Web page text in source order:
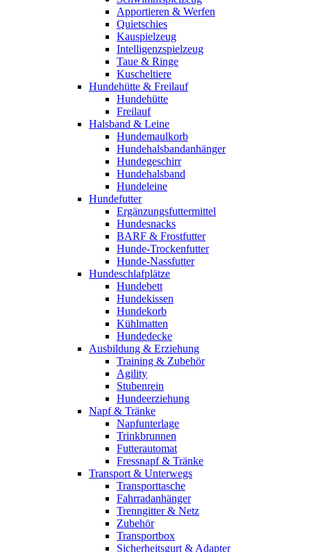
Apportieren & Werfen
Quietschies
Kauspielzeug
Intelligenzspielzeug
Taue & Ringe
Kuscheltiere
Hundehütte & Freilauf
Hundehütte
Freilauf
Halsband & Leine
Hundemaulkorb
Hundehalsbandanhänger
Hundegeschirr
Hundehalsband
Hundeleine
Hundefutter
Ergänzungsfuttermittel
Hundesnacks
BARF & Frostfutter
Hunde-Trockenfutter
Hunde-Nassfutter
Hundeschlafplätze
Hundebett
Hundekissen
Hundekorb
Kühlmatten
Hundedecke
Ausbildung & Erziehung
Training & Zubehör
Agility
Stubenrein
Hundeerziehung
Napf & Tränke
Napfunterlage
Trinkbrunnen
Futterautomat
Fressnapf & Tränke
Transport & Unterwegs
Transporttasche
Fahrradanhänger
Trenngitter & Netz
Zubehör
Transportbox
Sicherheitsgurt & Adapter